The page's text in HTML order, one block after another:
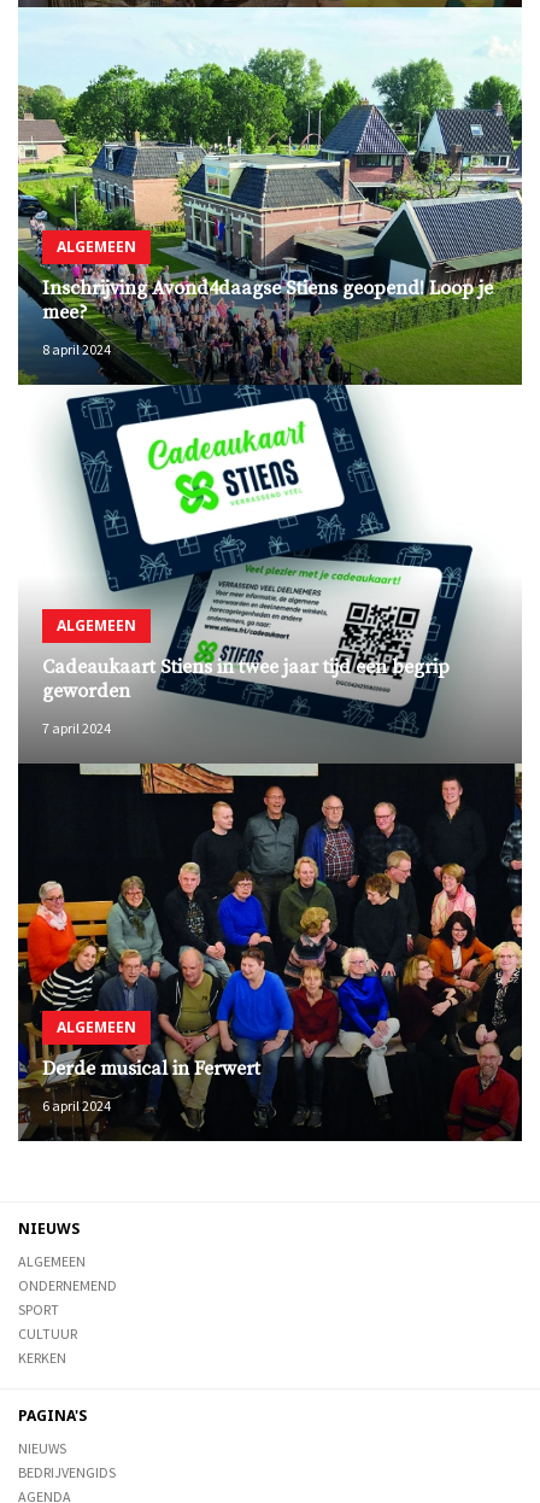
ALGEMEEN
Inschrijving Avond4daagse Stiens geopend! Loop je
mee?
8 april 2024
ALGEMEEN
Cadeaukaart Stiens in twee jaar tijd een begrip
geworden
7 april 2024
ALGEMEEN
Derde musical in Ferwert
6 april 2024
NIEUWS
ALGEMEEN
ONDERNEMEND
SPORT
CULTUUR
KERKEN
PAGINA'S
NIEUWS
BEDRIJVENGIDS
AGENDA